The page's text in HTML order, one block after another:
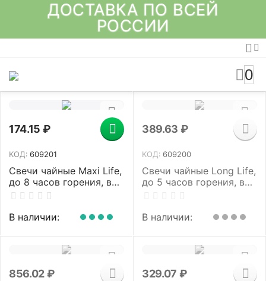
ДОСТАВКА ПО ВСЕЙ
РОССИИ
0
174.15 ₽
КОД: 609201
Свечи чайные Maxi Life,
до 8 часов горения, вес
21 г, КОМПЛЕКТ 10шт., в
В наличии:
389.63 ₽
КОД: 609200
Свечи чайные Long Life,
до 5 часов горения, вес
В наличии:
856.02₽ 329.07 ₽